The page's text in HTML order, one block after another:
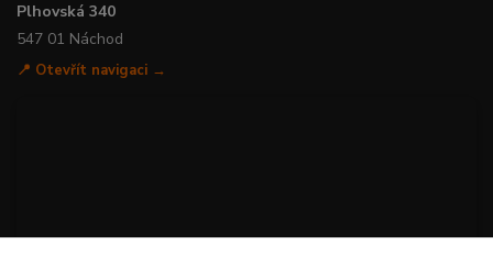
Plhovská 340
547 01 Náchod
📍 Otevřít navigaci →